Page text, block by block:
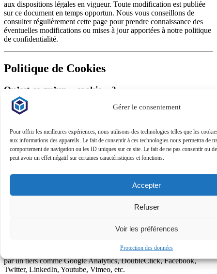
Gérer le consentement
Pour offrir les meilleures expériences, nous utilisons des technologies telles que les
aux informations des appareils. Le fait de consentir à ces technologies nous permettra de
comportement de navigation ou les ID uniques sur ce site. Le fait de ne pas consentir ou
peut avoir un effet négatif sur certaines caractéristiques et fonctions.
Accepter
Refuser
Voir les préférences
Protection des données
aux dispositions légales en vigueur. Toute modification est publiée
sur ce document en temps opportun. Nous vous conseillons de
consulter régulièrement cette page pour prendre connaissance des
éventuelles modifications ou mises à jour apportées à notre politique
de confidentialité.
Politique de Cookies
Qu’est-ce qu’un « cookie » ?
Les cookies sont de petits fichiers texte qu’un site web enregistre sur
votre ordinateur ou votre appareil mobile lorsque vous visitez le site.
Ils facilitent votre expérience en ligne en sauvegardant les
informations de navigation. Grâce aux cookies, les sites peuvent
vous garder connecté, se souvenir de vos préférences de site et vous
proposer un contenu personnalisé. Les cookies peuvent également
navigation et pour montrer des publicités ciblées.
En général, les cookies peuvent être classés par :
– Les cookies de première partie sont émis par un site web qu’un
– Les cookies tiers ne sont pas créés par le site web consulté, mais
par un tiers comme Google Analytics, DoubleClick, Facebook,
Twitter, LinkedIn, Youtube, Vimеo, etc.